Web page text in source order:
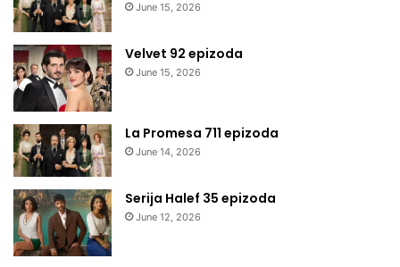
June 15, 2026
Velvet 92 epizoda
June 15, 2026
La Promesa 711 epizoda
June 14, 2026
Serija Halef 35 epizoda
June 12, 2026